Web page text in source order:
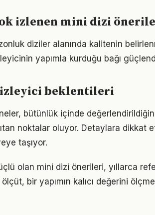
izlenen mini dizi
diziler alanında kalitenin
yapımla kurduğu bağı
beklentileri
bütünlük içinde
noktalar oluyor. Detaylara dikkat
taşıyor.
olan mini dizi önerileri, yıllarca
bir yapımın kalıcı değerini